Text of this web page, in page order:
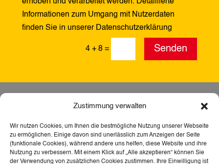
Zustimmung verwalten
Wir nutzen Cookies, um Ihnen die bestmögliche Nutzung unserer Webseite
zu ermöglichen. Einige davon sind unerlässlich zum Anzeigen der Seite
(funktionale Cookies), während andere uns helfen, diese Website und ihre
Nutzung zu verbessern. Mit einem Klick auf „Alle akzeptieren“ können Sie
der Verwendung von zusätzlichen Cookies zustimmen. Ihre Einwilligung ist
erhoben und verarbeitet werden. Detaillierte
Informationen zum Umgang mit Nutzerdaten
finden Sie in unserer Datenschutzerklärung
4 + 8 = Senden